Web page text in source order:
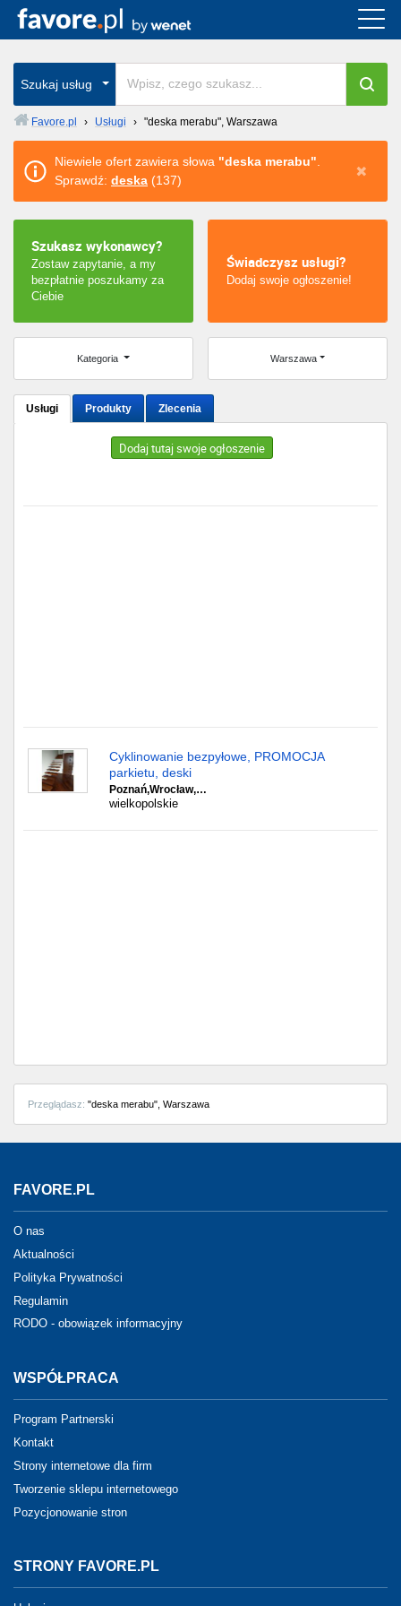
Szukaj usług
Favore.pl › Usługi › "deska merabu", Warszawa
Niewiele ofert zawiera słowa "deska merabu"
Sprawdź: deska (137)
Szukasz wykonawcy?
Zostaw zapytanie, a my
bezpłatnie poszukamy za
Ciebie
Świadczysz usługi?
Dodaj swoje ogłoszenie!
Kategoria Warszawa
Usługi Produkty Zlecenia
Dodaj tutaj swoje ogłoszenie
Cyklinowanie bezpyłowe, PROMOCJA
parkietu, deski
Poznań,Wrocław,…
wielkopolskie
Przeglądasz: "deska merabu", Warszawa
FAVORE.PL
O nas
Aktualności
Polityka Prywatności
Regulamin
RODO - obowiązek informacyjny
WSPÓŁPRACA
Program Partnerski
Kontakt
Strony internetowe dla firm
Tworzenie sklepu internetowego
Pozycjonowanie stron
STRONY FAVORE.PL
Cała Polska
wszystkie w całym kraju
Warszawa
Wrocław
Poznań
Szczecin
Kielce
Bytom